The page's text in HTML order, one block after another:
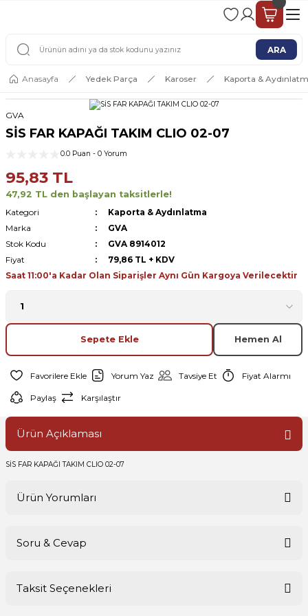
2 - 4 İŞ GÜNÜ İÇERİSİNDE KARGO
ARA
Anasayfa Yedek Parça Karoser Kaporta &
GVA
SİS FAR KAPAĞI TAKIM CLIO 02-07
0.0 Puan - 0 Yorum
95,83 TL
47,92 TL den başlayan taksitlerle!
Kategori
Kaporta & Aydınlatma
Marka
GVA
Stok Kodu
GVA 8914012
Fiyat
79,86 TL + KDV
Saat 11:00'a Kadar Olan Siparişler Aynı Gün Kargoya Verilecektir
Sepete Ekle Hemen Al
Yorum Yaz Tavsiye Et Fiyat Alarmı
Paylaş Karşılaştır
Ürün Açıklaması
SİS FAR KAPAĞI TAKIM CLIO 02-07
Ürün Yorumları
Soru & Cevap
Taksit Seçenekleri